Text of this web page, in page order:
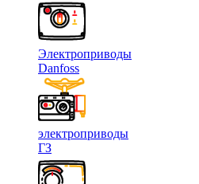
Электроприводы
Danfoss
электроприводы
ГЗ